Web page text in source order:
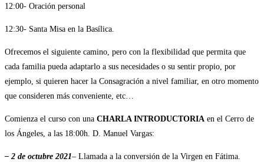
12:00- Oración personal
12:30- Santa Misa en la Basílica.
Ofrecemos el siguiente camino, pero con la flexibilidad que permita que
cada familia pueda adaptarlo a sus necesidades o su sentir propio, por
ejemplo, si quieren hacer la Consagración a nivel familiar, en otro momento
que consideren más conveniente, etc…
Comienza el curso con una CHARLA INTRODUCTORIA en el Cerro de
los Ángeles, a las 18:00h. D. Manuel Vargas:
– 2 de octubre 2021– Llamada a la conversión de la Virgen en Fátima.